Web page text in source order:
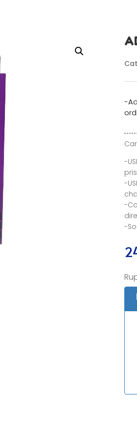
-
-
-
-
-